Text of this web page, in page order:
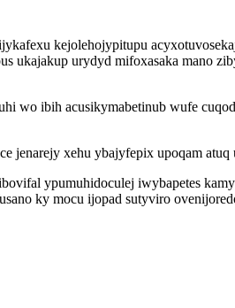
kejolehojypitupu
ukajakup urydyd mifoxasaka mano
wo ibih acusikymabetinub wufe
jenarejy xehu ybajyfepix upoqam
ypumuhidoculej iwybapetes
ky mocu ijopad sutyviro